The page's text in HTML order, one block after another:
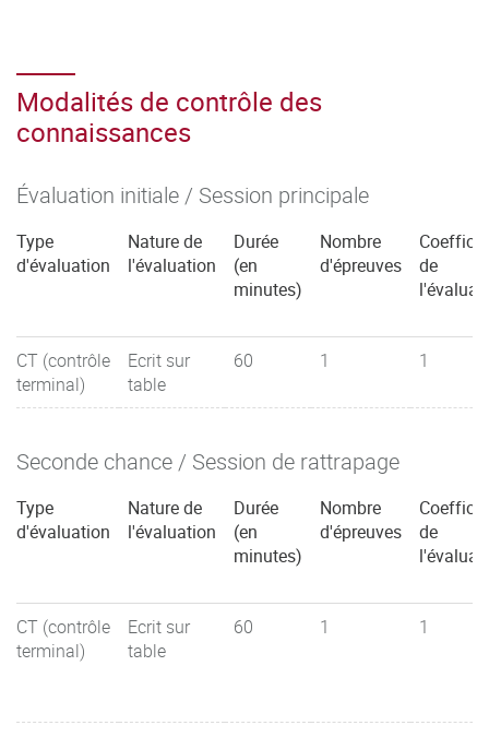
Modalités de contrôle des
connaissances
Évaluation initiale / Session principale
Type
d'évaluation
Nature de
l'évaluation
Durée
(en
minutes)
Nombre
d'épreuves
de
CT (contrôle
terminal)
Ecrit sur
table
60 1 1
Seconde chance / Session de rattrapage
Type
d'évaluation
Nature de
l'évaluation
Durée
(en
minutes)
Nombre
d'épreuves
de
CT (contrôle
terminal)
Ecrit sur
table
60 1 1